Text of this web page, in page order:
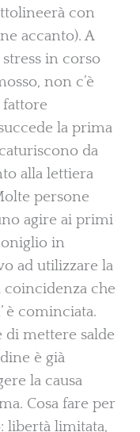
con
accanto). A
in corso
non c’è
fattore
la prima
da
alla lettiera
persone
agire ai primi
in
ad utilizzare la
coincidenza che
è cominciata.
di mettere salde
è già
la causa
Cosa fare per
libertà limitata,